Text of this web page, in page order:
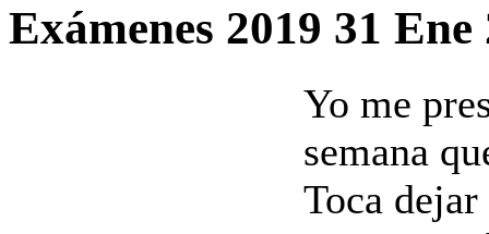
Exámenes 2019 31
Yo me
semana
Toca